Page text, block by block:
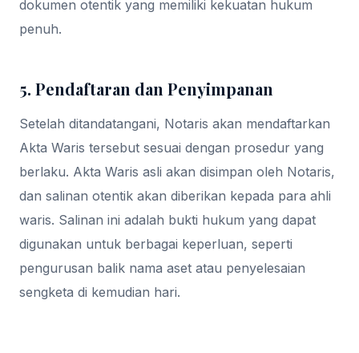
dokumen otentik yang memiliki kekuatan hukum
penuh.
5. Pendaftaran dan Penyimpanan
Setelah ditandatangani, Notaris akan mendaftarkan
Akta Waris tersebut sesuai dengan prosedur yang
berlaku. Akta Waris asli akan disimpan oleh Notaris,
dan salinan otentik akan diberikan kepada para ahli
waris. Salinan ini adalah bukti hukum yang dapat
digunakan untuk berbagai keperluan, seperti
pengurusan balik nama aset atau penyelesaian
sengketa di kemudian hari.